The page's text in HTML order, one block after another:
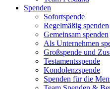
Spenden
Sofortspende
Regelmäßig spenden
Gemeinsam spenden
Als Unternehmen
Großspende und
Testamentsspende
Kondolenzspende
Spenden für die